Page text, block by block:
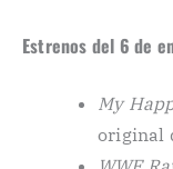
Estrenos del 6 de
My
original